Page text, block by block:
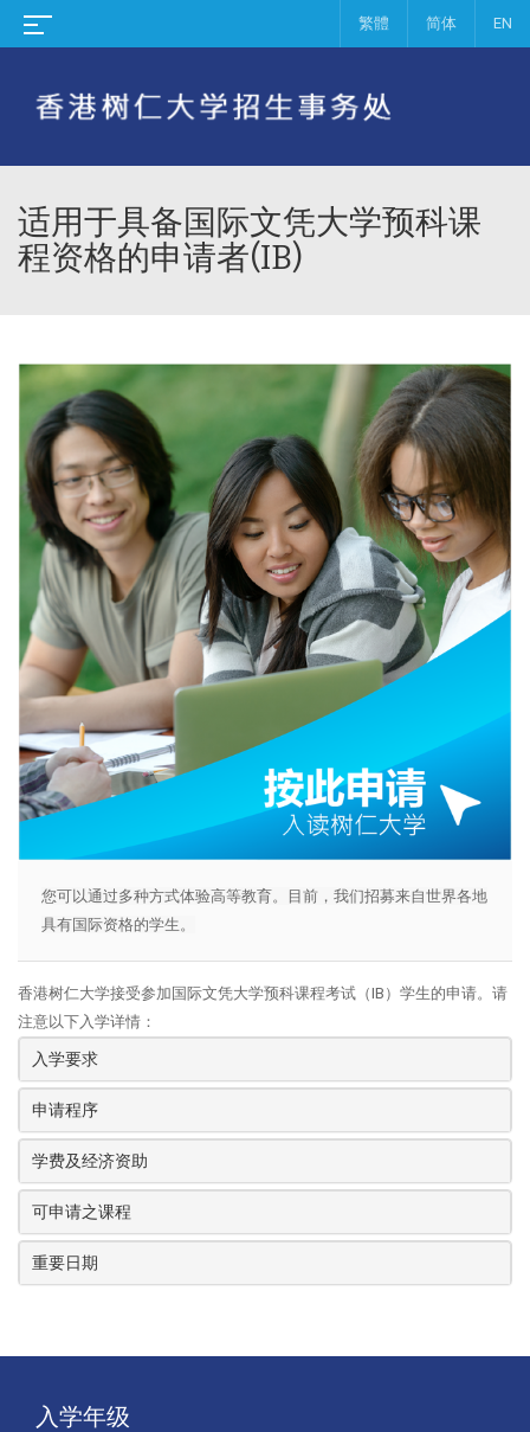
繁體 简体 EN
适用于具备国际文凭大学预科课
程资格的申请者(IB)
您可以通过多种方式体验高等教育。目前，我们招募来自世界各地
具有国际资格的学生 。
香港树仁大学接受参加国际文凭大学预科课程考试（IB）学生的申请。请
注意以下入学详情：
入学要求
申请程序
学费及经济资助
可申请之课程
重要日期
入学年级